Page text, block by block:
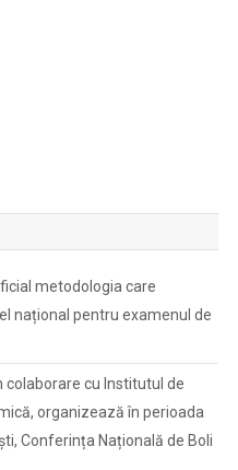
metodologia care
național pentru examenul de
colaborare cu Institutul de
organizează în perioada
Conferința Națională de Boli